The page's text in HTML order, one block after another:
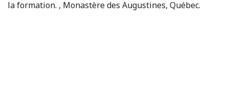
la formation. , Monastère des Augustines, Québec.